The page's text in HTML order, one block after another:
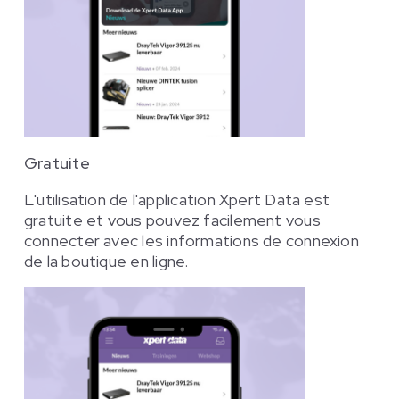
Gratuite
L'utilisation de l'application Xpert Data est
gratuite et vous pouvez facilement vous
connecter avec les informations de connexion
de la boutique en ligne.